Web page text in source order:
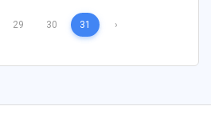
29 30 31 ›